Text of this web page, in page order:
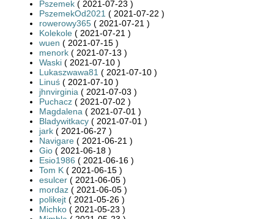
Pszemek ( 2021-07-23 )
PszemekOd2021 ( 2021-07-22 )
rowerowy365 ( 2021-07-21 )
Kolekole ( 2021-07-21 )
wuen ( 2021-07-15 )
menork ( 2021-07-13 )
Waski ( 2021-07-10 )
Lukaszwawa81 ( 2021-07-10 )
Linuś ( 2021-07-10 )
jhnvirginia ( 2021-07-03 )
Puchacz ( 2021-07-02 )
Magdalena ( 2021-07-01 )
Bladywitkacy ( 2021-07-01 )
jark ( 2021-06-27 )
Navigare ( 2021-06-21 )
Gio ( 2021-06-18 )
Esio1986 ( 2021-06-16 )
Tom K ( 2021-06-15 )
esulcer ( 2021-06-05 )
mordaz ( 2021-06-05 )
polikejt ( 2021-05-26 )
Michko ( 2021-05-23 )